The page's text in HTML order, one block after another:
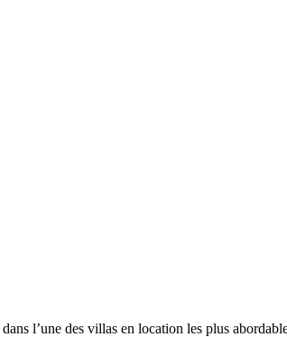
l’une des villas en location les plus